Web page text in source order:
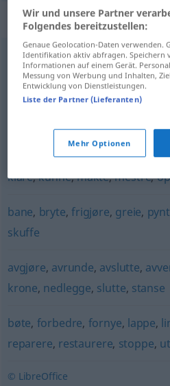
Synonyme für
bearbeide,forme,føye,
regulere,stille,tillempe,tilpasse
beherske,evne,fullføre,
klare,kunne,makte,mestre,
bane, bryte,frigjøre, greie,
skuffe
avgjøre, avrunde, avslutte,
krone, nedlegge, slutte, stanse
bøte, forbedre, fornye, lappe,
reparere, restaurere, stoppe,
© LibreOffice
Wir und unsere Partner
Folgendes bereitzustellen:
Genaue Geolocation-Daten verwenden.
Identifikation aktiv abfragen.
Informationen auf einem Gerät.
Messung von Werbung und Inhalten,
Entwicklung von Dienstleistungen.
Liste der Partner (Lieferanten)
Mehr Optionen